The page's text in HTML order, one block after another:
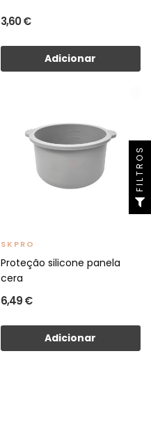
3,60 €
Adicionar
SKPRO
Proteção silicone panela
cera
6,49 €
Adicionar
FILTROS